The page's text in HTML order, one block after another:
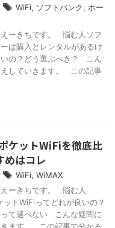
WiFi, ソフトバンク, ホー
えーきちです。 悩む人ソフ
は購入とレンタルがあるけ
いの？どう選ぶべき？ こん
えしていきます。 この記事
ケットWiFiを徹底比
めはコレ
WiFi, WiMAX
えーきちです。 悩む人
ットWiFiってどれが良いの？
て選べない こんな疑問に